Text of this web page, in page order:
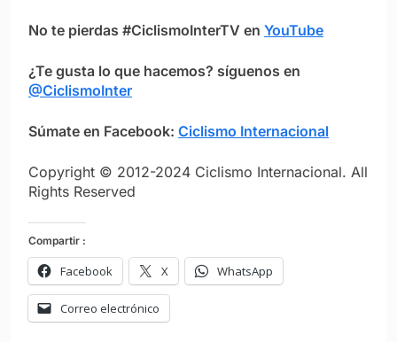
No te pierdas #CiclismoInterTV en YouTube
¿Te gusta lo que hacemos? síguenos en
@CiclismoInter
Súmate en Facebook: Ciclismo Internacional
Copyright © 2012-2024 Ciclismo Internacional. All
Rights Reserved
Compartir :
Facebook X WhatsApp
Correo electrónico